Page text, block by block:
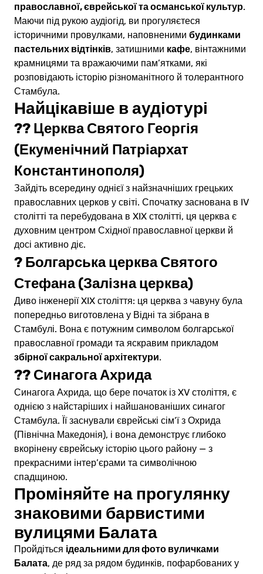
православної, єврейської та османської культур.
Маючи під рукою аудіогід, ви прогуляєтеся
історичними провулками, наповненими будинками
пастельних відтінків, затишними кафе, вінтажними
крамницями та вражаючими пам’ятками, які
розповідають історію різноманітного й толерантного
Стамбула.
Найцікавіше в аудіотурі
?? Церква Святого Георгія
(Екуменічний Патріархат
Константинополя)
Зайдіть всередину однієї з найзначніших грецьких
православних церков у світі. Спочатку заснована в IV
столітті та перебудована в XIX столітті, ця церква є
духовним центром Східної православної церкви й
досі активно діє.
? Болгарська церква Святого
Стефана (Залізна церква)
Диво інженерії XIX століття: ця церква з чавуну була
попередньо виготовлена у Відні та зібрана в
Стамбулі. Вона є потужним символом болгарської
православної громади та яскравим прикладом
збірної сакральної архітектури.
?? Синагога Ахрида
Синагога Ахрида, що бере початок із XV століття, є
однією з найстаріших і найшанованіших синагог
Стамбула. Її заснували єврейські сім’ї з Охрида
(Північна Македонія), і вона демонструє глибоко
вкорінену єврейську історію цього району — з
прекрасними інтер’єрами та символічною
спадщиною.
Проміняйте на прогулянку
знаковими барвистими
вулицями Балата
Пройдіться ідеальними для фото вуличками
Балата, де ряд за рядом будинків, пофарбованих у